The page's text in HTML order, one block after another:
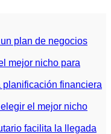
plan de negocios
mejor nicho para
planificación financiera
el mejor nicho
facilita la llegada